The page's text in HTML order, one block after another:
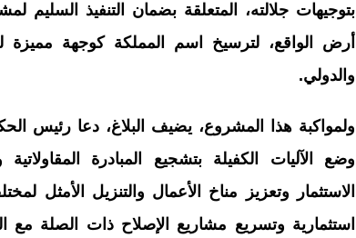
بتوجيهات جلالته، المتعلقة بضمان التنفيذ السليم
أرض الواقع، لترسيخ اسم المملكة كوجهة مميزة
والدولي.
ولمواكبة هذا المشروع، يضيف البلاغ، دعا رئيس
وضع الآليات الكفيلة بتشجيع المبادرة
الاستثمار وتعزيز مناخ الأعمال والتنزيل الأمثل
استثمارية وتسريع مشاريع الإصلاح ذات الصلة